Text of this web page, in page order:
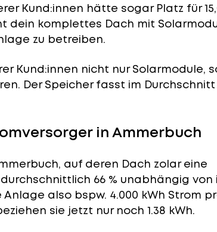
Kund:innen hätte sogar Platz für
dein komplettes Dach mit
zu betreiben.
Kund:innen nicht nur Solarmodule,
Der Speicher fasst im Durchschnitt
in Ammerbuch
auf deren Dach zolar eine
66 % unabhängig von
also bspw. 4.000 kWh Strom
sie jetzt nur noch 1.38 kWh.